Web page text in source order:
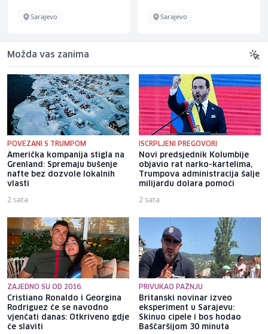
Sarajevo Sarajevo
Možda vas zanima
POVEZANI S TRUMPOM
Američka kompanija stigla na
Grenland: Spremaju bušenje
nafte bez dozvole lokalnih
vlasti
2 sata
ISCRPLJENI PREGOVORI
Novi predsjednik Kolumbije
objavio rat narko-kartelima,
Trumpova administracija šalje
milijardu dolara pomoći
2 sata
ZAJEDNO SU OD 2016.
Cristiano Ronaldo i Georgina
Rodriguez će se navodno
vjenčati danas: Otkriveno gdje
će slaviti
PRIVUKAO PAŽNJU
Britanski novinar izveo
eksperiment u Sarajevu:
Skinuo cipele i bos hodao
Baščaršijom 30 minuta